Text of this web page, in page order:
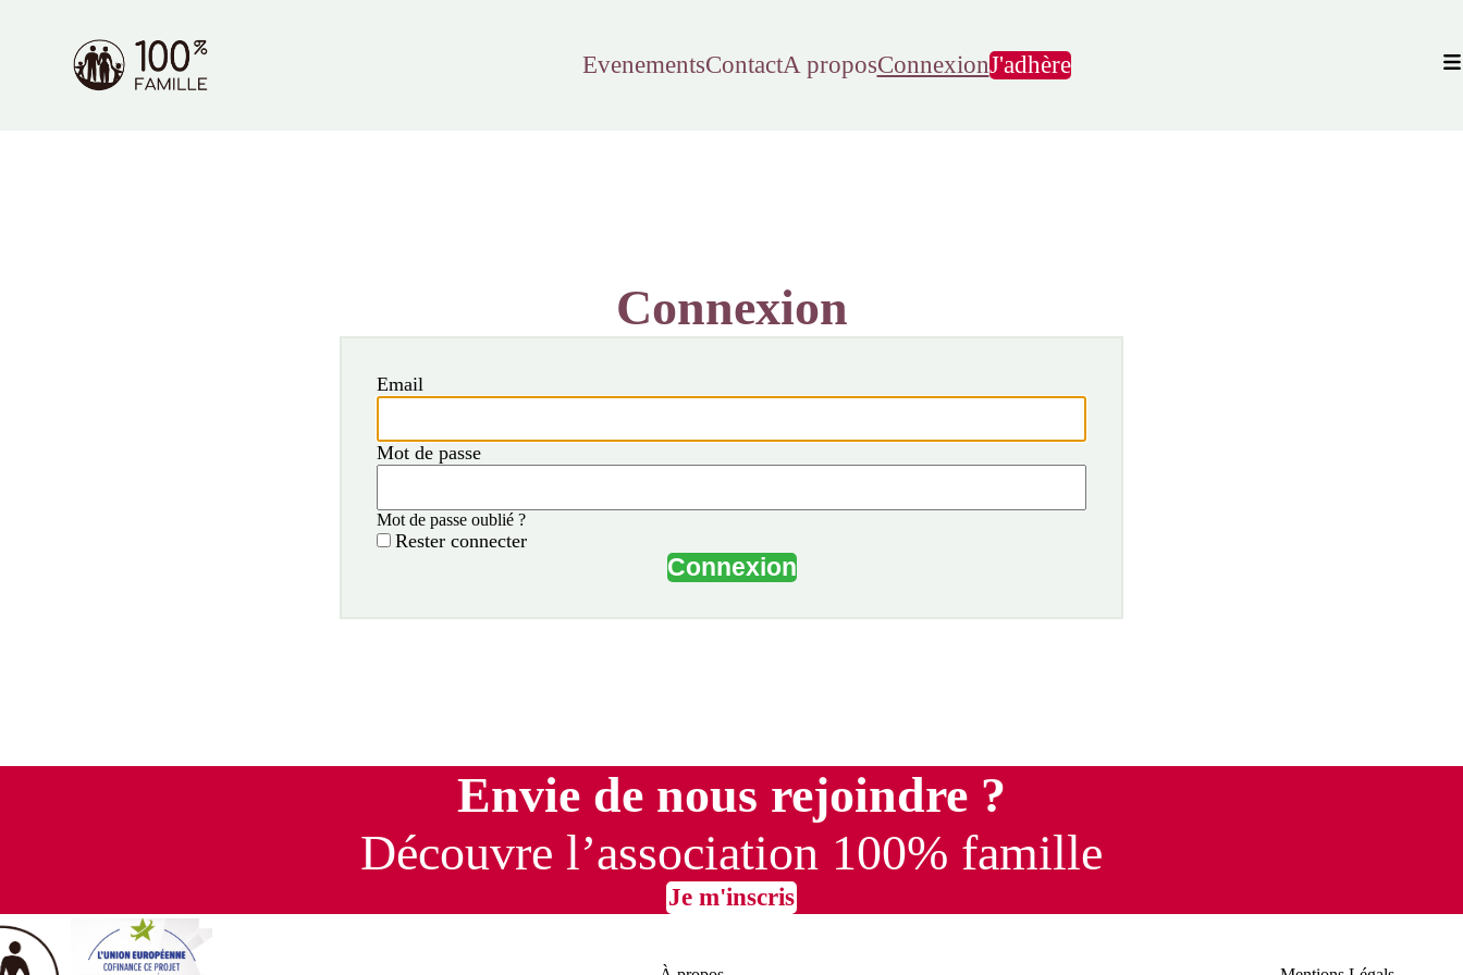
EvenementsContactA proposConnexionJ'adhère
Connexion
Email
Mot de passe
Mot de passe oublié ?
Rester connecter
Connexion
Envie de nous rejoindre ?
Découvre l’association 100% famille
Je m'inscris